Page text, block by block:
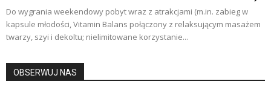
Do wygrania weekendowy pobyt wraz z atrakcjami (m.in. zabieg w
kapsule młodości, Vitamin Balans połączony z relaksującym masażem
twarzy, szyi i dekoltu; nielimitowane korzystanie...
OBSERWUJ NAS